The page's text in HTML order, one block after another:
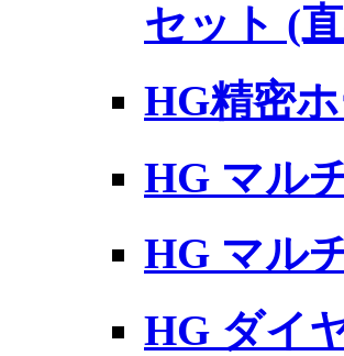
セット (
HG精密
HG マル
HG マル
HG ダイ